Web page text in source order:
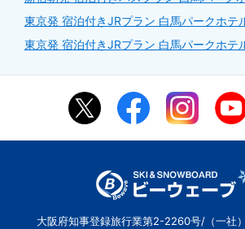
東京発 宿泊付きJRプラン 白馬パークホテ
東京発 宿泊付きJRプラン 白馬パークホテ
大阪府知事登録旅行業第2-2260号/（一社